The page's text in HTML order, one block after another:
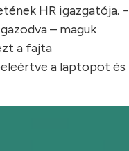
HR igazgatója. −
– maguk
a fajta
a laptopot és